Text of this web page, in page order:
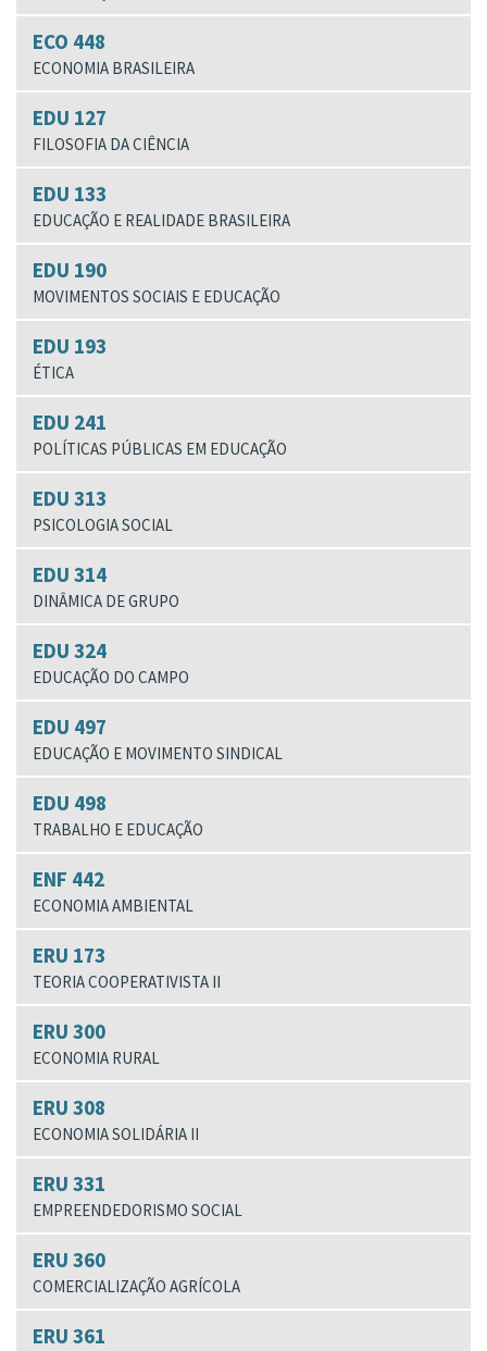
ECO 448
ECONOMIA BRASILEIRA
EDU 127
FILOSOFIA DA CIÊNCIA
EDU 133
EDUCAÇÃO E REALIDADE BRASILEIRA
EDU 190
MOVIMENTOS SOCIAIS E EDUCAÇÃO
EDU 193
ÉTICA
EDU 241
POLÍTICAS PÚBLICAS EM EDUCAÇÃO
EDU 313
PSICOLOGIA SOCIAL
EDU 314
DINÂMICA DE GRUPO
EDU 324
EDUCAÇÃO DO CAMPO
EDU 497
EDUCAÇÃO E MOVIMENTO SINDICAL
EDU 498
TRABALHO E EDUCAÇÃO
ENF 442
ECONOMIA AMBIENTAL
ERU 173
TEORIA COOPERATIVISTA II
ERU 300
ECONOMIA RURAL
ERU 308
ECONOMIA SOLIDÁRIA II
ERU 331
EMPREENDEDORISMO SOCIAL
ERU 360
COMERCIALIZAÇÃO AGRÍCOLA
ERU 361